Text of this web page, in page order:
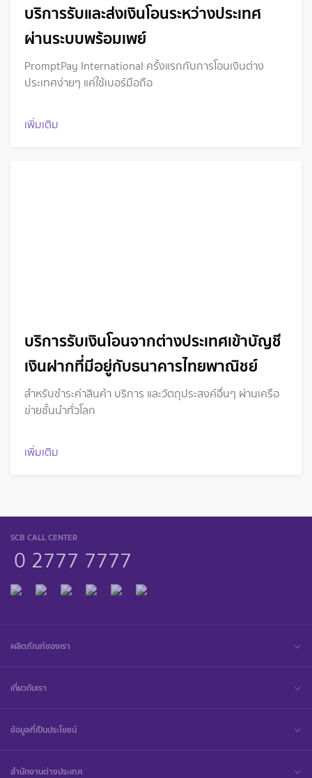
บริการรับและส่งเงินโอนระหว่างประเทศ
ผ่านระบบพร้อมเพย์
PromptPay International ครั้งแรกกับการโอนเงินต่าง
ประเทศง่ายๆ แค่ใช้เบอร์มือถือ
เพิ่มเติม
บริการรับเงินโอนจากต่างประเทศเข้าบัญชี
เงินฝากที่มีอยู่กับธนาคารไทยพาณิชย์
สำหรับชำระค่าสินค้า บริการ และวัตถุประสงค์อื่นๆ ผ่านเครือ
ข่ายชั้นนำทั่วโลก
เพิ่มเติม
SCB CALL CENTER
0 2777 7777
ผลิตภัณฑ์ของเรา
เกี่ยวกับเรา
ข้อมูลที่เป็นประโยชน์
สำนักงานต่างประเทศ